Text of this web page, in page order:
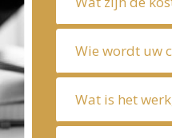
Wie wordt uw
Wat is het